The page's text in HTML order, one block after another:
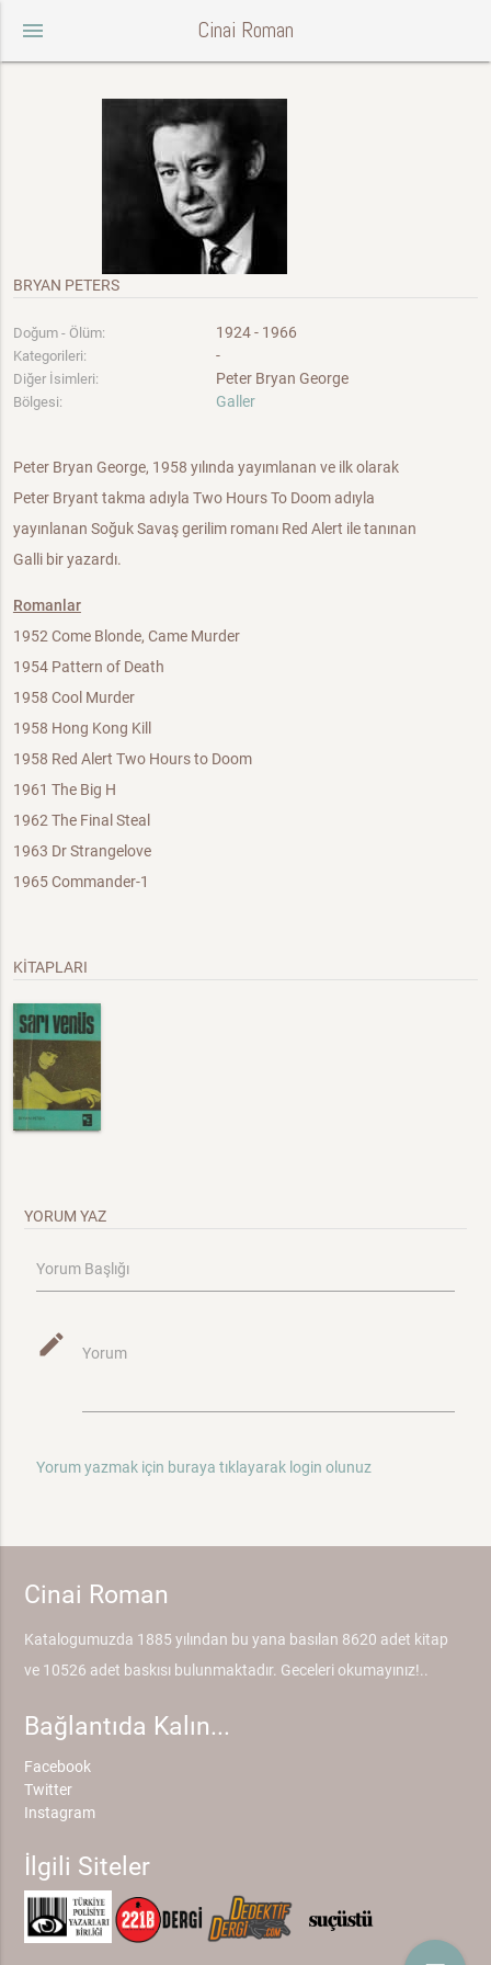
menu Cinai Roman
BRYAN PETERS
Doğum - Ölüm: 1924 - 1966
Kategorileri: -
Diğer İsimleri: Peter Bryan George
Bölgesi: Galler
Peter Bryan George, 1958 yılında yayımlanan ve ilk olarak
Peter Bryant takma adıyla Two Hours To Doom adıyla
yayınlanan Soğuk Savaş gerilim romanı Red Alert ile tanınan
Galli bir yazardı.
Romanlar
1952 Come Blonde, Came Murder
1954 Pattern of Death
1958 Cool Murder
1958 Hong Kong Kill
1958 Red Alert Two Hours to Doom
1961 The Big H
1962 The Final Steal
1963 Dr Strangelove
1965 Commander-1
KİTAPLARI
YORUM YAZ
Yorum Başlığı
mode_edit Yorum
Yorum yazmak için buraya tıklayarak login olunuz
Cinai Roman
Katalogumuzda 1885 yılından bu yana basılan 8620 adet kitap
ve 10526 adet baskısı bulunmaktadır. Geceleri okumayınız!..
Bağlantıda Kalın...
Facebook
Twitter
Instagram
İlgili Siteler